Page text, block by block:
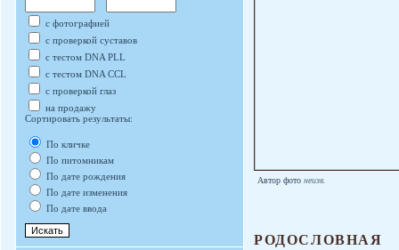
с фотографией
с проверкой суставов
с тестом DNA PLL
с тестом DNA CCL
с проверкой глаз
на продажу
Сортировать результаты:
По кличке
По питомникам
По дате рождения
По дате изменения
По дате ввода
Автор фото неизв.
РОДОСЛОВНАЯ